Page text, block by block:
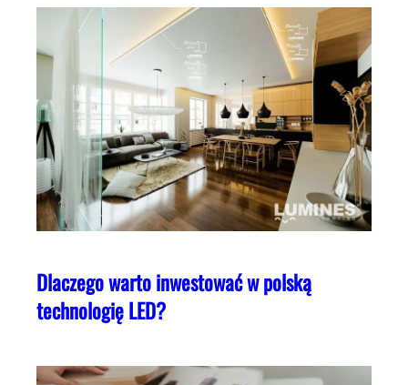
Dlaczego warto inwestować w polską
technologię LED?